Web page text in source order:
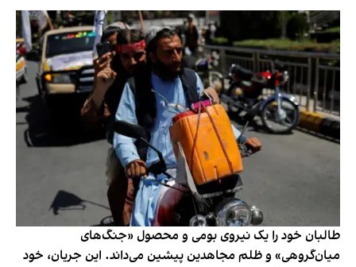
طالبان خود را یک نیروی بومی و محصول «جنگ‌های
میان‌گروهی» و ظلم مجاهدین پیشین می‌داند. این جریان، خود